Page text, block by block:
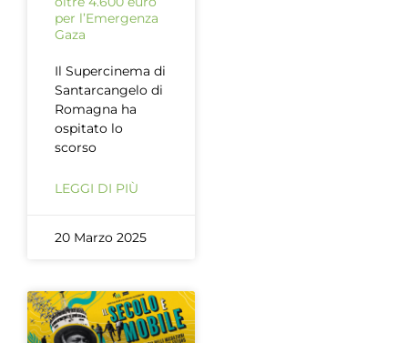
per l’Emergenza
Gaza
Il Supercinema di
Santarcangelo di
Romagna ha
ospitato lo
scorso
LEGGI DI PIÙ
20 Marzo 2025